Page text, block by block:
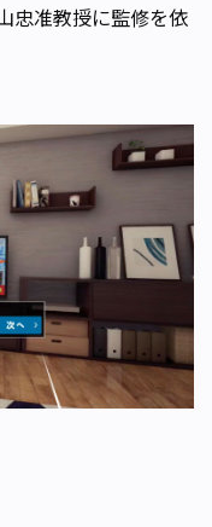
忠准教授に監修を依